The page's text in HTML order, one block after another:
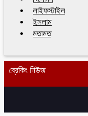
লাইফস্টাইল
ইসলাম
মতামত
ব্রেকিং নিউজ